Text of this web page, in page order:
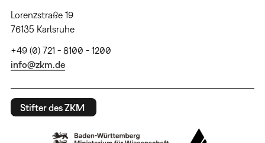
Lorenzstraße 19
76135 Karlsruhe
+49 (0) 721 - 8100 - 1200
info@zkm.de
Stifter des ZKM